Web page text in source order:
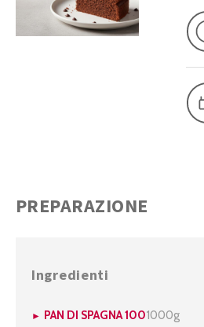
PREPARAZIONE
Ingredienti
PAN DI SPAGNA 1001000g